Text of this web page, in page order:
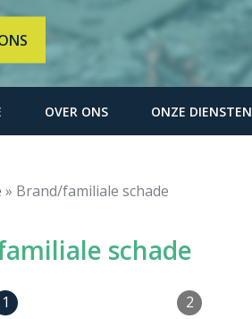
OVER ONS ONZE DIENSTEN
» Brand/familiale schade
schade
1
2